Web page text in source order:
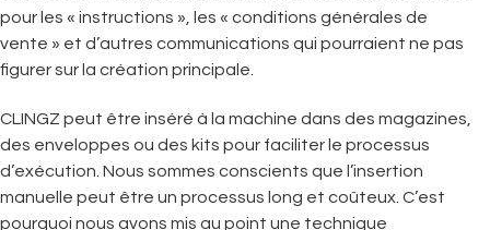
pour les « instructions », les « conditions générales de
vente » et d’autres communications qui pourraient ne pas
figurer sur la création principale.
CLINGZ peut être inséré à la machine dans des magazines,
des enveloppes ou des kits pour faciliter le processus
d’exécution. Nous sommes conscients que l’insertion
manuelle peut être un processus long et coûteux. C’est
pourquoi nous avons mis au point une technique